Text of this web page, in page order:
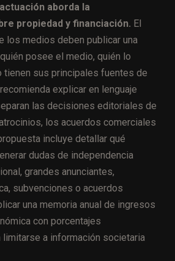
aborda la
propiedad y financiación. El
los medios deben publicar una
posee el medio, quién lo
tienen sus principales fuentes de
explicar en lenguaje
las decisiones editoriales de
los acuerdos comerciales
incluye detallar qué
dudas de independencia
grandes anunciantes,
subvenciones o acuerdos
una memoria anual de ingresos
con porcentajes
a información societaria